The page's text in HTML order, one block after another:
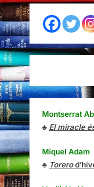
Montserrat
♣ El miracle
Miquel Adam
♣ Torero